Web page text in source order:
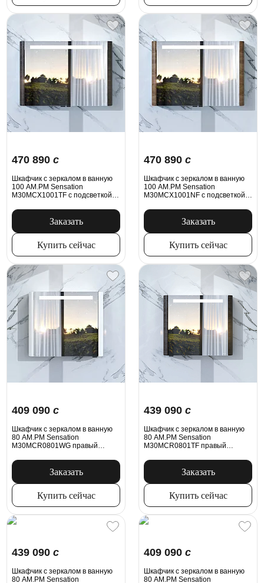
470 890 c
Шкафчик с зеркалом в ванную
100 AM.PM Sensation
M30MCX1001TF с подсветкой
Заказать
Купить сейчас
470 890 c
Шкафчик с зеркалом в ванную
100 AM.PM Sensation
M30MCX1001NF с подсветкой
Заказать
Купить сейчас
409 090 c
Шкафчик с зеркалом в ванную
80 AM.PM Sensation
M30MCR0801WG правый
Заказать
Купить сейчас
439 090 c
Шкафчик с зеркалом в ванную
80 AM.PM Sensation
M30MCR0801TF правый
Заказать
Купить сейчас
439 090 c
Шкафчик с зеркалом в ванную
80 AM.PM Sensation
409 090 c
Шкафчик с зеркалом в ванную
80 AM.PM Sensation